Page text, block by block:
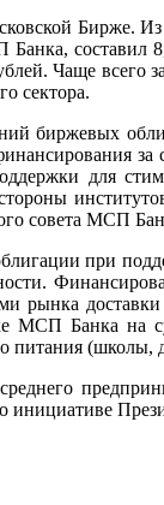
Бирже.
составил
Чаще
сектора.
биржевых
для
совета МСП
при
рынка
МСП Банка на
питания (школы,
инициативе